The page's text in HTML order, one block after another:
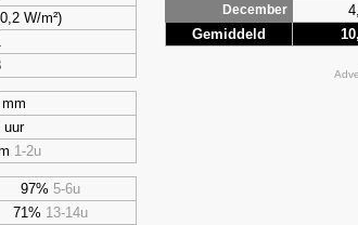
W/m²)
uur
1-2u
97% 5-6u
71% 13-14u
December
Gemiddeld